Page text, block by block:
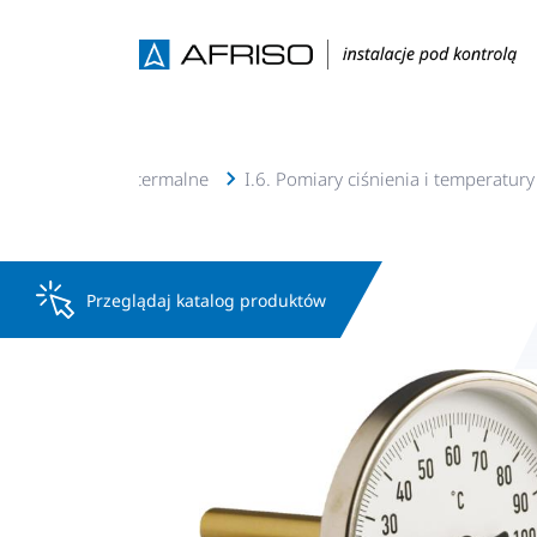
solarne, geotermalne I.6. Pomiary ciśnienia i temperatury
Przeglądaj katalog produktów